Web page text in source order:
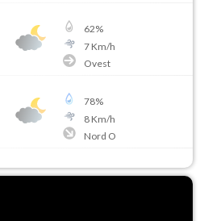
62%
7Km/h
Ovest
78%
8Km/h
Nord O